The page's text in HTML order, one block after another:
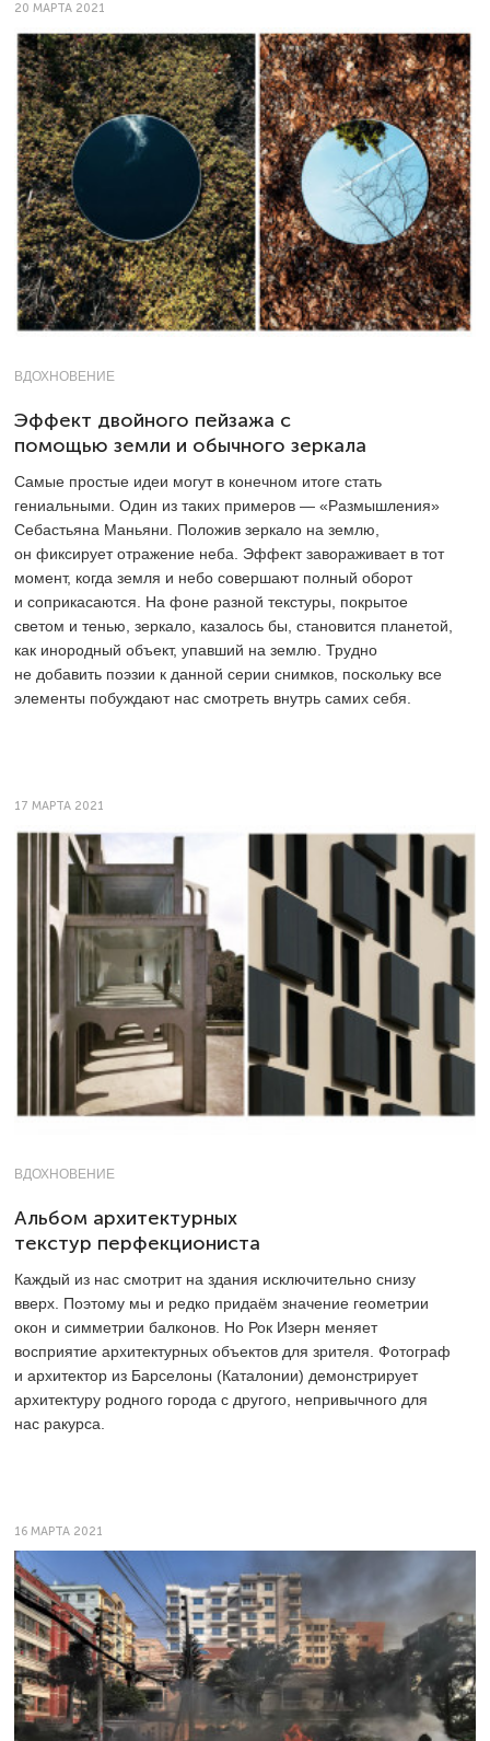
20 МАРТА 2021
ВДОХНОВЕНИЕ
Эффект двойного пейзажа с
помощью земли и обычного зеркала
Самые простые идеи могут в конечном итоге стать
гениальными. Один из таких примеров — «Размышления»
Себастьяна Маньяни. Положив зеркало на землю,
он фиксирует отражение неба. Эффект завораживает в тот
момент, когда земля и небо совершают полный оборот
и соприкасаются. На фоне разной текстуры, покрытое
светом и тенью, зеркало, казалось бы, становится планетой,
как инородный объект, упавший на землю. Трудно
не добавить поэзии к данной серии снимков, поскольку все
элементы побуждают нас смотреть внутрь самих себя.
17 МАРТА 2021
ВДОХНОВЕНИЕ
Альбом архитектурных
текстур перфекциониста
Каждый из нас смотрит на здания исключительно снизу
вверх. Поэтому мы и редко придаём значение геометрии
окон и симметрии балконов. Но Рок Изерн меняет
восприятие архитектурных объектов для зрителя. Фотограф
и архитектор из Барселоны (Каталонии) демонстрирует
архитектуру родного города с другого, непривычного для
нас ракурса.
16 МАРТА 2021